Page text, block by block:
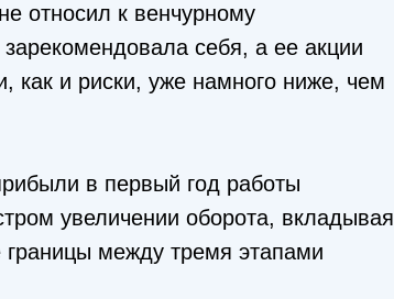
относил к венчурному
себя, а ее акции
и риски, уже намного ниже, чем
в первый год работы
увеличении оборота, вкладывая
границы между тремя этапами